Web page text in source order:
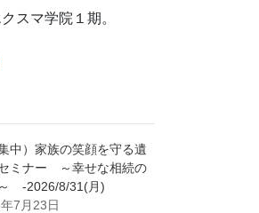
スマ学院１期。
集中）家族の笑顔を守る遺
ミナー ～幸せな相続の
-2026/8/31(月)
7月23日